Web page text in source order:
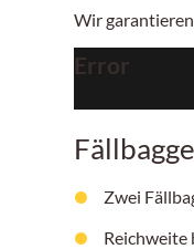
Wir
Error
Zwei
Reichweite